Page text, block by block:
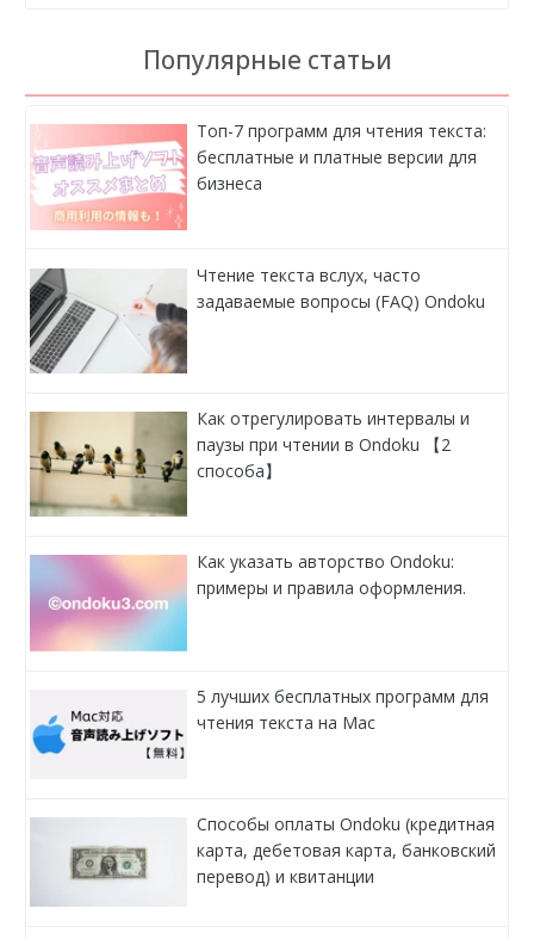
Популярные статьи
Топ-7 программ для чтения текста:
бесплатные и платные версии для
бизнеса
Чтение текста вслух, часто
задаваемые вопросы (FAQ) Ondoku
Как отрегулировать интервалы и
паузы при чтении в Ondoku 【2
способа】
Как указать авторство Ondoku:
примеры и правила оформления.
5 лучших бесплатных программ для
чтения текста на Mac
Способы оплаты Ondoku (кредитная
карта, дебетовая карта, банковский
перевод) и квитанции